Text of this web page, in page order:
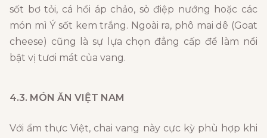
sốt bơ tỏi, cá hồi áp chảo, sò điệp nướng hoặc các
món mì Ý sốt kem trắng. Ngoài ra, phô mai dê (Goat
cheese) cũng là sự lựa chọn đẳng cấp để làm nổi
bật vị tươi mát của vang.
4.3. MÓN ĂN VIỆT NAM
Với ẩm thực Việt, chai vang này cực kỳ phù hợp khi